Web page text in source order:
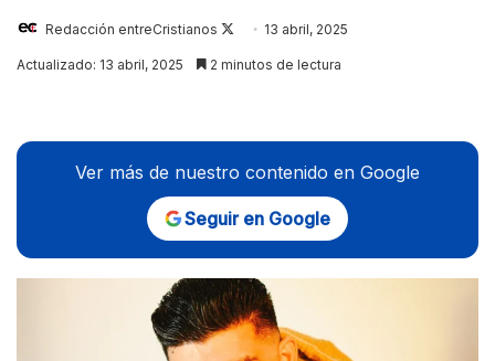
Redacción entreCristianos
Follow13 abril, 2025
Actualizado: 13 abril, 2025 2 minutos de lectura
Ver más de nuestro contenido en Google
Seguir en Google